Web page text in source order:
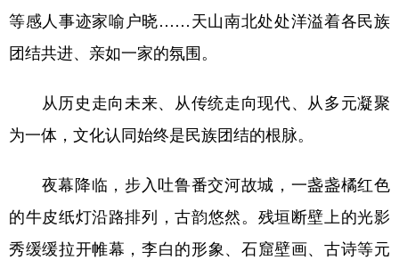
等感人事迹家喻户晓……天山南北处处洋溢着各民族
团结共进、亲如一家的氛围。
从历史走向未来、从传统走向现代、从多元凝聚
为一体，文化认同始终是民族团结的根脉。
夜幕降临，步入吐鲁番交河故城，一盏盏橘红色
的牛皮纸灯沿路排列，古韵悠然。残垣断壁上的光影
秀缓缓拉开帷幕，李白的形象、石窟壁画、古诗等元